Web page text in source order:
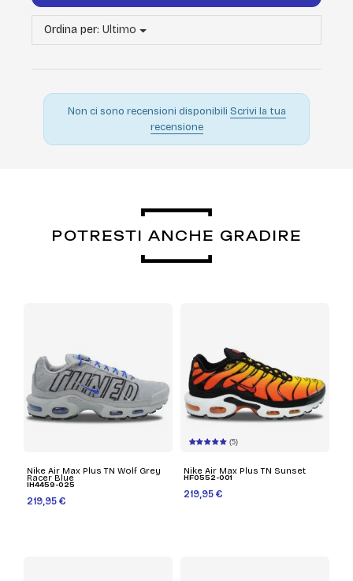
Ordina per: Ultimo
Non ci sono recensioni disponibili Scrivi la tua
recensione
POTRESTI ANCHE GRADIRE
Nike Air Max Plus TN Wolf Grey
Racer Blue
IH4459-025
219,95 €
(5)
Nike Air Max Plus TN Sunset
HF0552-001
219,95 €